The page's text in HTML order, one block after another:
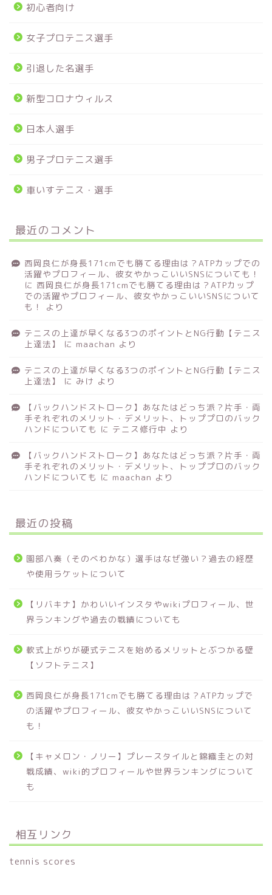
初心者向け
女子プロテニス選手
引退した名選手
新型コロナウィルス
日本人選手
男子プロテニス選手
車いすテニス・選手
最近のコメント
西岡良仁が身長171cmでも勝てる理由は？ATPカップでの
活躍やプロフィール、彼女やかっこいいSNSについても！
に 西岡良仁が身長171cmでも勝てる理由は？ATPカップ
での活躍やプロフィール、彼女やかっこいいSNSについて
も！
より
テニスの上達が早くなる3つのポイントとNG行動【テニス
上達法】
に maachan より
テニスの上達が早くなる3つのポイントとNG行動【テニス
上達法】
に みけ より
【バックハンドストローク】あなたはどっち派？片手・両
手それぞれのメリット・デメリット、トッププロのバック
ハンドについても に テニス修行中 より
【バックハンドストローク】あなたはどっち派？片手・両
手それぞれのメリット・デメリット、トッププロのバック
ハンドについても に maachan より
最近の投稿
園部八奏（そのべわかな）選手はなぜ強い？過去の経歴
や使用ラケットについて
【リバキナ】かわいいインスタやwikiプロフィール、世
界ランキングや過去の戦績についても
軟式上がりが硬式テニスを始めるメリットとぶつかる壁
【ソフトテニス】
西岡良仁が身長171cmでも勝てる理由は？ATPカップで
の活躍やプロフィール、彼女やかっこいいSNSについて
も！
【キャメロン・ノリー】プレースタイルと錦織圭との対
戦成績、wiki的プロフィールや世界ランキングについて
も
相互リンク
tennis scores